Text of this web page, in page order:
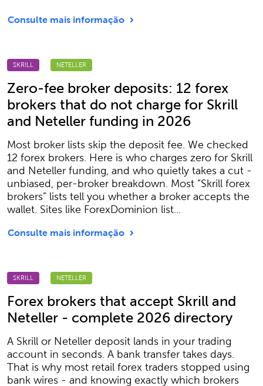
Consulte mais informação
SKRILL NETELLER
Zero-fee broker deposits: 12 forex
brokers that do not charge for Skrill
and Neteller funding in 2026
Most broker lists skip the deposit fee. We checked
12 forex brokers. Here is who charges zero for Skrill
and Neteller funding, and who quietly takes a cut -
unbiased, per-broker breakdown. Most “Skrill forex
brokers” lists tell you whether a broker accepts the
wallet. Sites like ForexDominion list...
Consulte mais informação
SKRILL NETELLER
Forex brokers that accept Skrill and
Neteller - complete 2026 directory
A Skrill or Neteller deposit lands in your trading
account in seconds. A bank transfer takes days.
That is why most retail forex traders stopped using
bank wires - and knowing exactly which brokers